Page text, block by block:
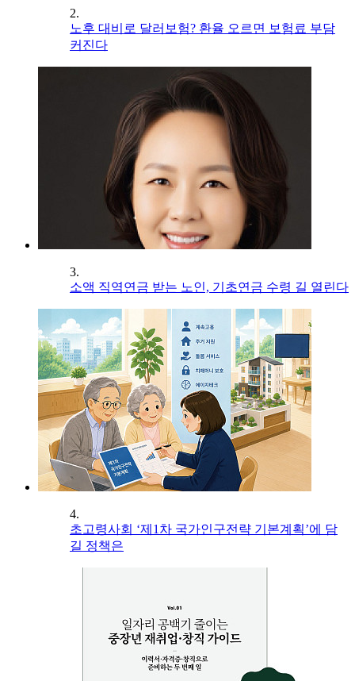
2.
노후 대비로 달러보험? 환율 오르면 보험료 부담
커진다
3.
소액 직역연금 받는 노인, 기초연금 수령 길 열린다
4.
초고령사회 ‘제1차 국가인구전략 기본계획’에 담
길 정책은